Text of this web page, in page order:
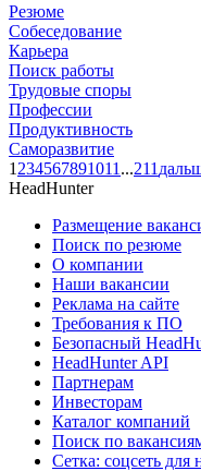
Резюме
Собеседование
Карьера
Поиск работы
Трудовые споры
Профессии
Продуктивность
Саморазвитие
1 234567891011 ...211
HeadHunter
Размещение
Поиск по резюме
О компании
Наши вакансии
Реклама на сайте
Требования к ПО
Безопасный
HeadHunter API
Партнерам
Инвесторам
Каталог компаний
Поиск по
Сетка: соцсеть для